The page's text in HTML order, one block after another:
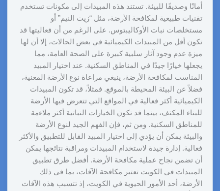
أمانًا وصديقًا للبيئة. تستند هذه المبيدات إلى مكونات تستخدم
تقنيات طبيعية لمكافحة الأرضة، مثل “زيت النيم” أو
مستخلصات نبات الأوكاليبتوس. على الرغم من أن فعاليتها قد
تكون أقل من المبيدات الكيميائية في بعض الحالات، إلا أن لها
ميزة عدم وجود آثار سلبية كبيرة على الصحة العامة، مما
يجعلها خيارًا جيدًا في المناطق السكنية. عند اختيار المبيد
المناسب لمكافحة الأرضة، ينبغي مراعاة نوع الأرضة المعنية،
فضلاً عن البيئة المحيطة بالموقع. فمثلاً، قد تكون المبيدات
الكيميائية أكثر فعالية في المواقع التي تتعرض فيها الأرضة
للبناء المكثف، بينما قد تكون الخيارات النباتية أكثر ملاءمة
للمناطق السكنية. ومن ثم، فإن الفهم الجيد لنوع الأرضة
والبيئة يمكن أن يؤدي إلى اختيار المبيد القابل للتطبيق والأكثر
فعالية. إدارة جيدة لاستخدام المبيدات ومراقبة نتائجها يمكن
أن تضمن نجاح عملية مكافحة الأرضة. أفضل طرق تطبيق
المبيدات في الكويت تعتبر مكافحة الآفات، بما في ذلك
الأرضة، أحد الأمور الحيوية في الكويت، إذ تتسبب هذه الآفات